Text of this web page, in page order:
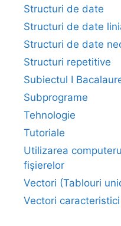
Structuri de date
Structuri de date
Structuri de date
Structuri repetitive
Subiectul I
Subprograme
Tehnologie
Tutoriale
Utilizarea
fişierelor
Vectori (Tablouri
Vectori